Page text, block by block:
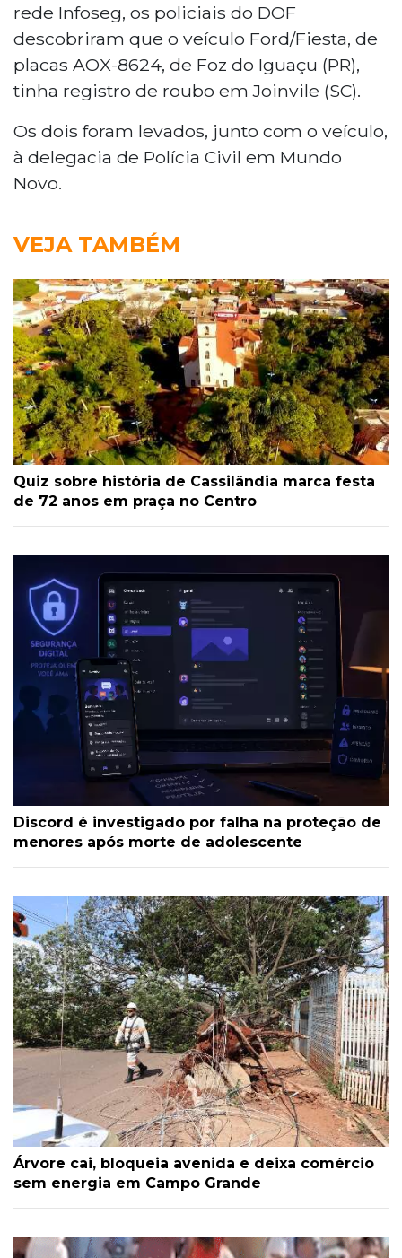
rede Infoseg, os policiais do DOF
descobriram que o veículo Ford/Fiesta, de
placas AOX-8624, de Foz do Iguaçu (PR),
tinha registro de roubo em Joinvile (SC).
Os dois foram levados, junto com o veículo,
à delegacia de Polícia Civil em Mundo
Novo.
VEJA TAMBÉM
Quiz sobre história de Cassilândia marca festa
de 72 anos em praça no Centro
Discord é investigado por falha na proteção de
menores após morte de adolescente
Árvore cai, bloqueia avenida e deixa comércio
sem energia em Campo Grande